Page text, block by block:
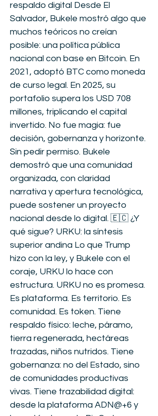
respaldo digital Desde El
Salvador, Bukele mostró algo que
muchos teóricos no creían
posible: una política pública
nacional con base en Bitcoin. En
2021, adoptó BTC como moneda
de curso legal. En 2025, su
portafolio supera los USD 708
millones, triplicando el capital
invertido. No fue magia: fue
decisión, gobernanza y horizonte.
Sin pedir permiso. Bukele
demostró que una comunidad
organizada, con claridad
narrativa y apertura tecnológica,
puede sostener un proyecto
nacional desde lo digital. 🇪🇨 ¿Y
qué sigue? URKU: la síntesis
superior andina Lo que Trump
hizo con la ley, y Bukele con el
coraje, URKU lo hace con
estructura. URKU no es promesa.
Es plataforma. Es territorio. Es
comunidad. Es token. Tiene
respaldo físico: leche, páramo,
tierra regenerada, hectáreas
trazadas, niños nutridos. Tiene
gobernanza: no del Estado, sino
de comunidades productivas
vivas. Tiene trazabilidad digital:
desde la plataforma ADN@+6 y